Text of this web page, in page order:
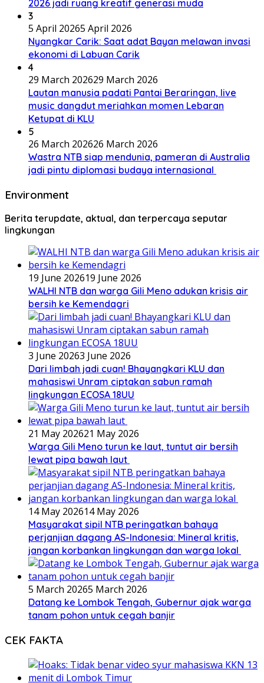
2026 jadi ruang kreatif generasi muda
3
5 April 20265 April 2026
Nyangkar Carik: Saat adat Bayan melawan invasi
ekonomi di Labuan Carik
4
29 March 202629 March 2026
Lautan manusia padati Pantai Beraringan, live
music dangdut meriahkan momen Lebaran
Ketupat di KLU
5
26 March 202626 March 2026
Wastra NTB siap mendunia, pameran di Australia
jadi pintu diplomasi budaya internasional
Environment
Berita terupdate, aktual, dan terpercaya seputar
lingkungan
19 June 202619 June 2026
WALHI NTB dan warga Gili Meno adukan krisis air
bersih ke Kemendagri
3 June 20263 June 2026
Dari limbah jadi cuan! Bhayangkari KLU dan
mahasiswi Unram ciptakan sabun ramah
lingkungan ECOSA 18UU
21 May 202621 May 2026
Warga Gili Meno turun ke laut, tuntut air bersih
lewat pipa bawah laut
14 May 202614 May 2026
Masyarakat sipil NTB peringatkan bahaya
perjanjian dagang AS-Indonesia: Mineral kritis,
jangan korbankan lingkungan dan warga lokal
5 March 20265 March 2026
Datang ke Lombok Tengah, Gubernur ajak warga
tanam pohon untuk cegah banjir
CEK FAKTA